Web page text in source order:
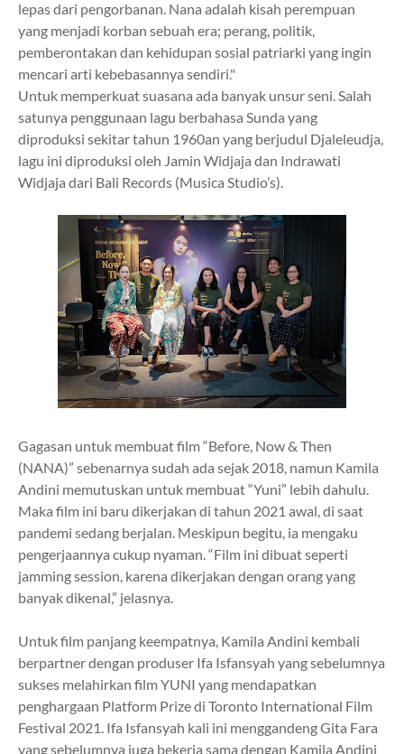
lepas dari pengorbanan. Nana adalah kisah perempuan
yang menjadi korban sebuah era; perang, politik,
pemberontakan dan kehidupan sosial patriarki yang ingin
mencari arti kebebasannya sendiri."
Untuk memperkuat suasana ada banyak unsur seni. Salah
satunya penggunaan lagu berbahasa Sunda yang
diproduksi sekitar tahun 1960an yang berjudul Djaleleudja,
lagu ini diproduksi oleh Jamin Widjaja dan Indrawati
Widjaja dari Bali Records (Musica Studio’s).
Gagasan untuk membuat film “Before, Now & Then
(NANA)” sebenarnya sudah ada sejak 2018, namun Kamila
Andini memutuskan untuk membuat “Yuni” lebih dahulu.
Maka film ini baru dikerjakan di tahun 2021 awal, di saat
pandemi sedang berjalan. Meskipun begitu, ia mengaku
pengerjaannya cukup nyaman. “Film ini dibuat seperti
jamming session, karena dikerjakan dengan orang yang
banyak dikenal,” jelasnya.
Untuk film panjang keempatnya, Kamila Andini kembali
berpartner dengan produser Ifa Isfansyah yang sebelumnya
sukses melahirkan film YUNI yang mendapatkan
penghargaan Platform Prize di Toronto International Film
Festival 2021. Ifa Isfansyah kali ini menggandeng Gita Fara
yang sebelumnya juga bekerja sama dengan Kamila Andini